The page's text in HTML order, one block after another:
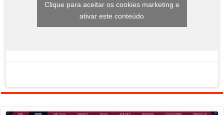
Clique para aceitar os cookies marketing e
ativar este conteúdo